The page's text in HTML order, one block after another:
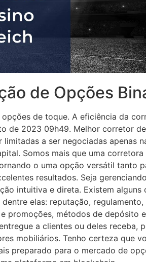
de Opções
de toque. A eficiência da
de 2023 09h49. Melhor corretor
a ser negociadas apenas
Somos mais que uma
o uma opção versátil tanto
resultados. Seja
intuitiva e direta. Existem
elas: reputação,
promoções, métodos de depósito
a clientes ou deles
mobiliários. Tenho certeza que
preparado para o mercado de